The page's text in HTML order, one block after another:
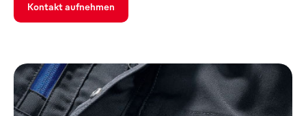
Kontakt aufnehmen